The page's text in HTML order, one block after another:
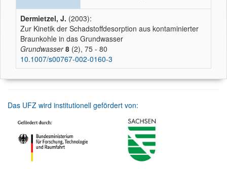
Dermietzel, J. (2003):
Zur Kinetik der Schadstoffdesorption aus kontaminierter
Braunkohle in das Grundwasser
Grundwasser 8 (2), 75 - 80
10.1007/s00767-002-0160-3
Das UFZ wird institutionell gefördert von: